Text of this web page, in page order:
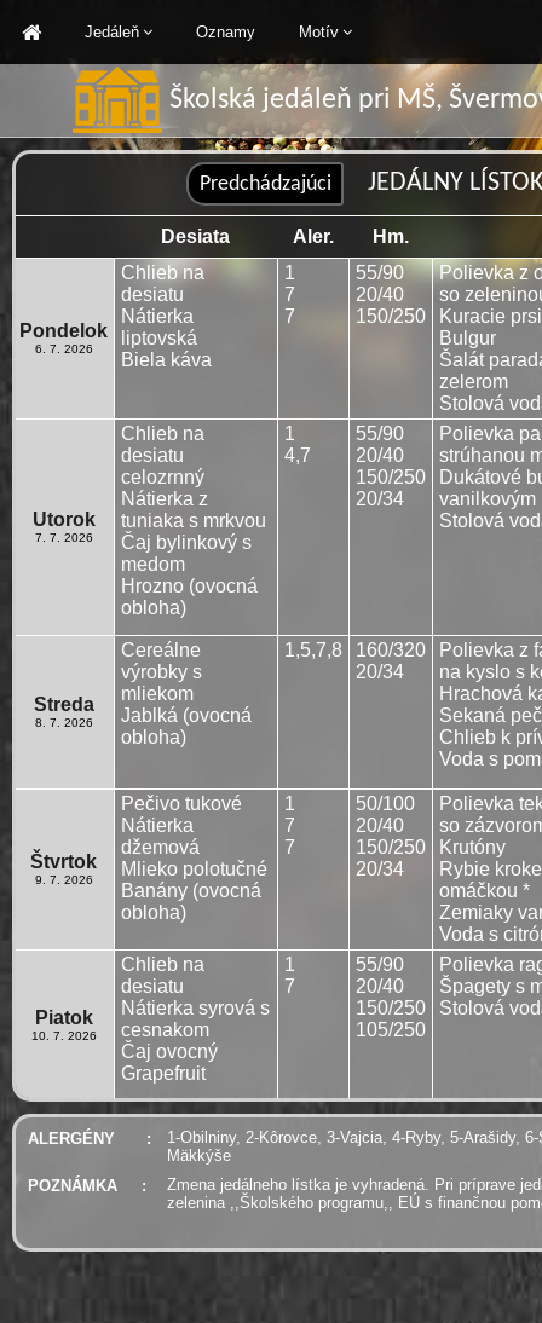
Jedáleň Oznamy Motív
Školská jedáleň pri MŠ,
JEDÁLNY
Desiata Aler. Hm.
Pondelok
6. 7. 2026
Chlieb na
desiatu
Nátierka
liptovská
Biela káva
1
7
7
55/90
20/40
150/250
Polievka z
so
Kuracie
Bulgur
Šalát
zelerom
Stolová
Utorok
7. 7. 2026
Chlieb na
desiatu
celozrnný
Nátierka z
tuniaka s mrkvou
Čaj bylinkový s
medom
Hrozno (ovocná
obloha)
1
4,7
55/90
20/40
150/250
20/34
Polievka
strúhanou
Dukátové
vanilkovým
Stolová
Streda
8. 7. 2026
Cereálne
výrobky s
mliekom
Jablká (ovocná
obloha)
1,5,7,8
160/320
20/34
Polievka z
na kyslo s
Hrachová
Sekaná
Chlieb k
Voda s
Štvrtok
9. 7. 2026
Pečivo tukové
Nátierka
džemová
Mlieko polotučné
Banány (ovocná
obloha)
1
7
7
50/100
20/40
150/250
20/34
Polievka
so
Krutóny
Rybie
omáčkou *
Zemiaky
Voda s
Piatok
10. 7. 2026
Chlieb na
desiatu
Nátierka syrová s
cesnakom
Čaj ovocný
Grapefruit
1
7
55/90
20/40
150/250
105/250
Polievka
Špagety s
Stolová
ALERGÉNY :
1-Obilniny, 2-Kôrovce, 3-Vajcia, 4-Ryby, 5-Arašidy,
Mäkkýše
POZNÁMKA
:
Zmena jedálneho lístka je vyhradená. Pri príprave
zelenina ,,Školského programu,, EÚ s finančnou